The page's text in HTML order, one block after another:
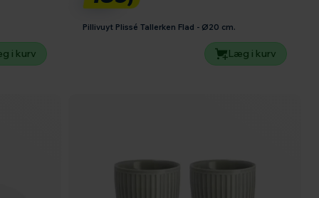
i kurv
Pillivuyt Plissé Tallerken Flad - Ø20 cm.
Læg i kurv